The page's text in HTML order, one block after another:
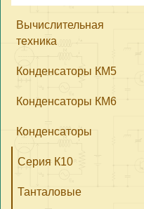
Вычислительная
техника
Конденсаторы КМ5
Конденсаторы КМ6
Конденсаторы
Серия К10
Танталовые